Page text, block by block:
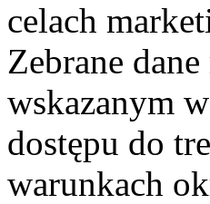
celach
Zebrane
wskazanym
dostępu do
warunkach